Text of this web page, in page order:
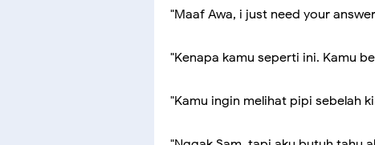
"Maaf Awa, i just need your
"Kenapa kamu seperti ini. Kamu
"Kamu ingin melihat pipi sebelah